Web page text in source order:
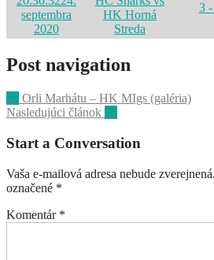
septembra
2020
HK Horná
Streda
3
Post navigation
← Orli Marhátu – HK MIgs (galéria)
Nasledujúci článok →
Start a Conversation
Vaša e-mailová adresa nebude zverejnená.
označené *
Komentár *